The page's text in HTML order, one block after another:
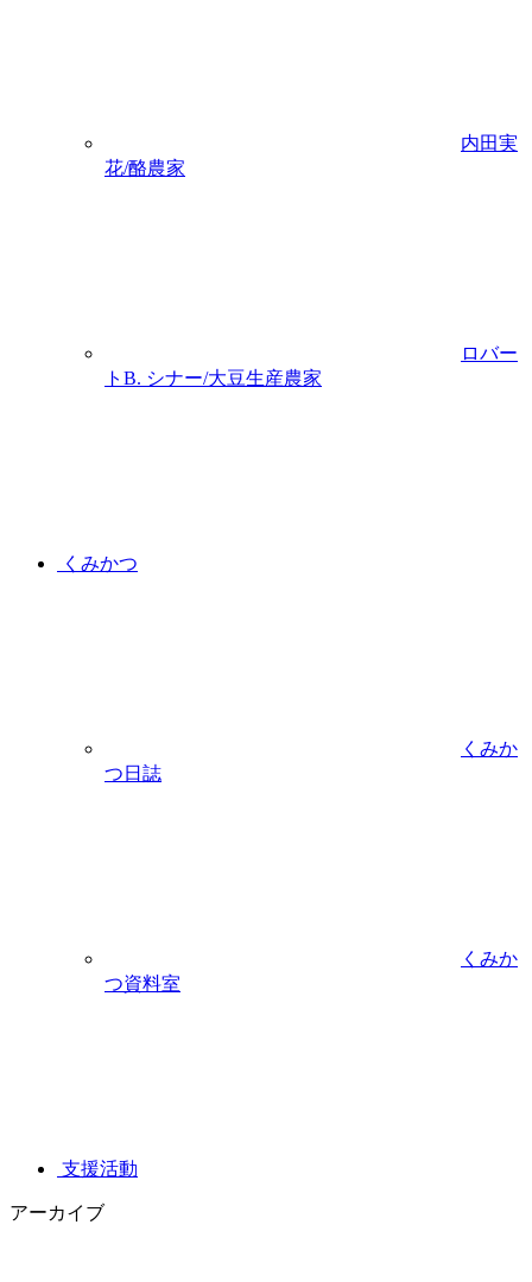
内田実
花/酪農家
ロバー
トB. シナー/大豆生産農家
くみかつ
くみか
つ日誌
くみか
つ資料室
支援活動
アーカイブ